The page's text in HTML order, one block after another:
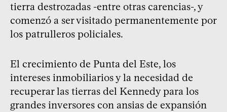
tierra destrozadas -entre otras carencias-, y
comenzó a ser visitado permanentemente por
los patrulleros policiales.
El crecimiento de Punta del Este, los
intereses inmobiliarios y la necesidad de
recuperar las tierras del Kennedy para los
grandes inversores con ansias de expansión